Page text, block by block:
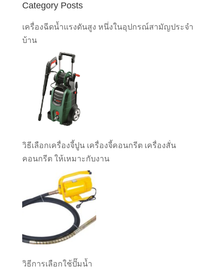
Category Posts
เครื่องฉีดน้ำแรงดันสูง หนึ่งในอุปกรณ์สามัญประจำ
บ้าน
วิธีเลือกเครื่องจี้ปูน เครื่องจี้คอนกรีต เครื่องสั่น
คอนกรีต ให้เหมาะกับงาน
วิธีการเลือกใช้ปั๊มน้ำ